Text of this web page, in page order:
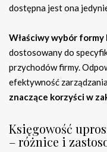
dostępna jest ona
Właściwy wybór formy
dostosowany do
przychodów firmy.
efektywność
znaczące korzyści w
Księgowość
– różnice i